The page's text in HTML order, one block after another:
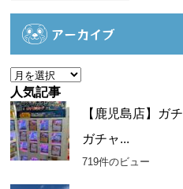
アーカイブ
ア
ー
カ
イ
ブ
人気記事
【鹿児島店】ガ
ガチャ...
719件のビュー